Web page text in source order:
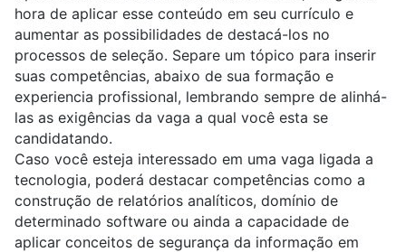
hora de aplicar esse conteúdo em seu currículo e
aumentar as possibilidades de destacá-los no
processos de seleção. Separe um tópico para inserir
suas competências, abaixo de sua formação e
experiencia profissional, lembrando sempre de alinhá-
las as exigências da vaga a qual você esta se
candidatando.
Caso você esteja interessado em uma vaga ligada a
tecnologia, poderá destacar competências como a
construção de relatórios analíticos, domínio de
determinado software ou ainda a capacidade de
aplicar conceitos de segurança da informação em